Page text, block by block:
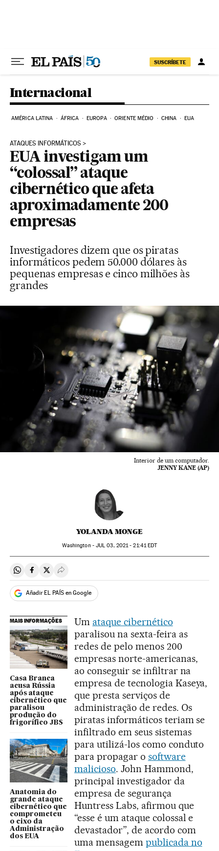
SUSCRÍBETE
Internacional
AMÉRICA LATINA ÁFRICA EUROPA ORIENTE MÉDIO CHINA EUA
ATAQUES INFORMÁTICOS
EUA investigam um
“colossal” ataque
cibernético que afeta
aproximadamente 200
empresas
Investigadores dizem que os piratas
informáticos pedem 50.000 dólares às
pequenas empresas e cinco milhões às
grandes
Interior de um computador.
JENNY KANE (AP)
YOLANDA MONGE
Washington - JUL 03, 2021 - 21:41EDT
Compartir en Whatsapp
Compartir en Facebook
Compartir en Twitter
Desplegar Redes Sociales
Añadir EL PAÍS en Google
MAIS INFORMAÇÕES
Casa Branca
acusa Rússia
após ataque
cibernético que
paralisou
produção do
frigorífico JBS
Anatomia do
grande ataque
cibernético que
comprometeu
o eixo da
Administração
dos EUA
Um ataque cibernético
paralisou na sexta-feira as
redes de pelo menos 200
empresas norte-americanas,
ao conseguir se infiltrar na
empresa de tecnologia Kaseya,
que presta serviços de
administração de redes. Os
piratas informáticos teriam se
infiltrado em seus sistemas
para utilizá-los como conduto
para propagar o software
malicioso. John Hammond,
principal investigador da
empresa de segurança
Huntress Labs, afirmou que
“esse é um ataque colossal e
devastador”, de acordo com
uma mensagem publicada no